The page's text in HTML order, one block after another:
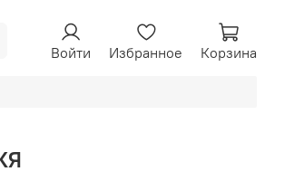
Войти Избранное Корзина